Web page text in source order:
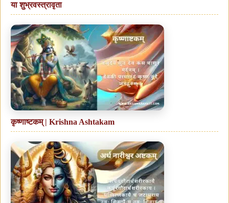
या शुभ्रवस्त्रावृता
कृष्णाष्टकम् | Krishna Ashtakam